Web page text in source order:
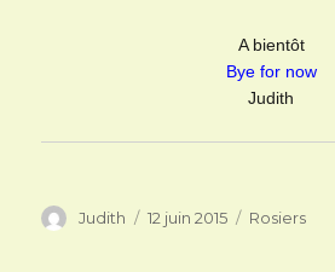
A bientôt
Bye for now
Judith
Auteur
Judith
Publié
12 juin 2015 Catégories
Rosiers